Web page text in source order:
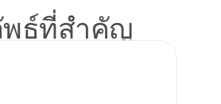
ธ์ที่สําคัญ